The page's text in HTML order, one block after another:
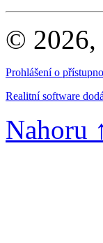
© 2026,
Prohlášení o
Realitní software
Nahoru